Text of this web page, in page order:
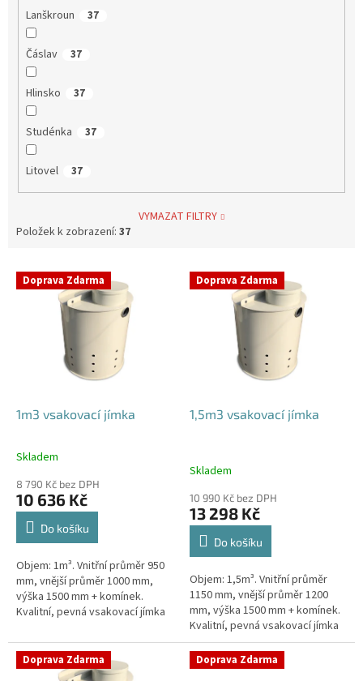
Lanškroun 37
Čáslav 37
Hlinsko 37
Studénka 37
Litovel 37
VYMAZAT FILTRY
Položek k zobrazení: 37
V Doprava Zdarma
1m3 vsakovací jímka
Průměrné
produktu
je
4,4
hvězdiček.
Skladem
8 790 Kč bez DPH
10 636 Kč
Do košíku
Objem: 1m³. Vnitřní průměr 950
mm, vnější průměr 1000 mm,
výška 1500 mm + komínek.
Kvalitní, pevná vsakovací jímka
obetonování Průměr přítoku a
odtoku +...
Doprava Zdarma
1,5m3 vsakovací jímka
Skladem
10 990 Kč bez DPH
13 298 Kč
Do košíku
Objem: 1,5m³. Vnitřní průměr
1150 mm, vnější průměr 1200
mm, výška 1500 mm + komínek.
Kvalitní, pevná vsakovací jímka
(nádrž) bez potřeby
obetonování Průměr přítoku a
odtoku +...
Doprava Zdarma Doprava Zdarma